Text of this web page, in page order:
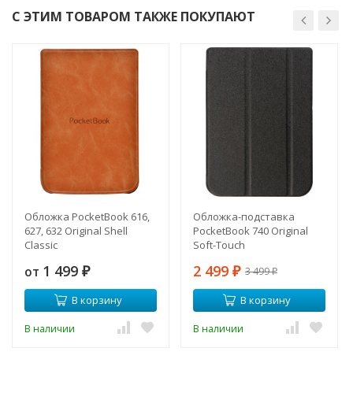
С ЭТИМ ТОВАРОМ ТАКЖЕ ПОКУПАЮТ
Обложка PocketBook 616,
627, 632 Original Shell
Classic
от 1 499 ₽
В корзину
В наличии
Обложка-подставка
PocketBook 740 Original
Soft-Touch
2 499 ₽ 3 499₽
В корзину
В наличии